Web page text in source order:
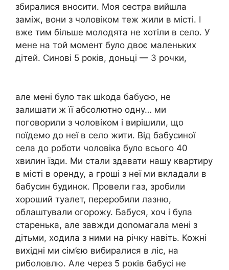
збиралися вносити. Моя сестра вийшла
заміж, вони з чоловіком теж жили в місті. І
вже тим більше молодята не хотіли в село. У
мене на той момент було двоє маленьких
дітей. Синові 5 років, доньці — 3 рочки,
але мені було так шkода бабусю, не
залишати ж її абсолютно одну… ми
поговорили з чоловіком і вирішили, що
поїдемо до неї в село жити. Від бабусиної
села до роботи чоловіка було всього 40
хвилин їзди. Ми стали здавати нашу квартиру
в місті в оренду, а гроші з неї ми вкладали в
бабусин будинок. Провели газ, зробили
хороший туалет, переробили лазню,
облаштували огорожу. Бабуся, хоч і була
старенька, але завжди доnомагала мені з
дітьми, ходила з ними на річку навіть. Кожні
вихідні ми сім’єю вибиралися в ліс, на
риболовлю. Але через 5 років бабусі не